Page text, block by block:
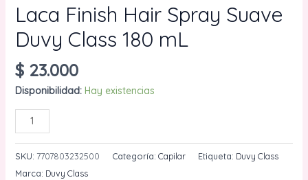
Laca Finish Hair Spray Suave
Duvy Class 180 mL
$23.000
Disponibilidad: Hay existencias
Laca
Finish
Hair
Spray
SKU: 7707803232500 Categoría: Capilar Etiqueta: Duvy Class
Marca: Duvy Class